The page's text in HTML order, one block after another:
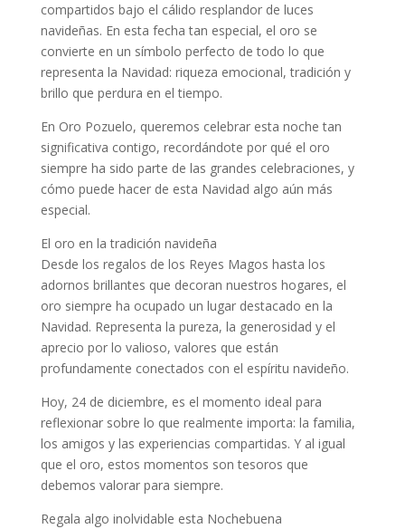
compartidos bajo el cálido resplandor de luces
navideñas. En esta fecha tan especial, el oro se
convierte en un símbolo perfecto de todo lo que
representa la Navidad: riqueza emocional, tradición y
brillo que perdura en el tiempo.
En Oro Pozuelo, queremos celebrar esta noche tan
significativa contigo, recordándote por qué el oro
siempre ha sido parte de las grandes celebraciones, y
cómo puede hacer de esta Navidad algo aún más
especial.
El oro en la tradición navideña
Desde los regalos de los Reyes Magos hasta los
adornos brillantes que decoran nuestros hogares, el
oro siempre ha ocupado un lugar destacado en la
Navidad. Representa la pureza, la generosidad y el
aprecio por lo valioso, valores que están
profundamente conectados con el espíritu navideño.
Hoy, 24 de diciembre, es el momento ideal para
reflexionar sobre lo que realmente importa: la familia,
los amigos y las experiencias compartidas. Y al igual
que el oro, estos momentos son tesoros que
debemos valorar para siempre.
Regala algo inolvidable esta Nochebuena